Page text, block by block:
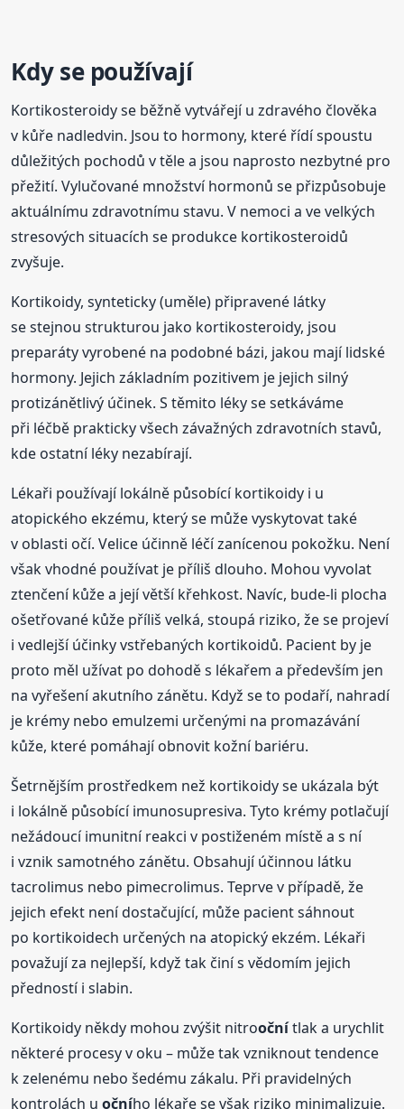
Kdy se používají
Kortikosteroidy se běžně vytvářejí u zdravého člověka
v kůře nadledvin. Jsou to hormony, které řídí spoustu
důležitých pochodů v těle a jsou naprosto nezbytné pro
přežití. Vylučované množství hormonů se přizpůsobuje
aktuálnímu zdravotnímu stavu. V nemoci a ve velkých
stresových situacích se produkce kortikosteroidů
zvyšuje.
Kortikoidy, synteticky (uměle) připravené látky
se stejnou strukturou jako kortikosteroidy, jsou
preparáty vyrobené na podobné bázi, jakou mají lidské
hormony. Jejich základním pozitivem je jejich silný
protizánětlivý účinek. S těmito léky se setkáváme
při léčbě prakticky všech závažných zdravotních stavů,
kde ostatní léky nezabírají.
Lékaři používají lokálně působící kortikoidy i u
atopického ekzému, který se může vyskytovat také
v oblasti očí. Velice účinně léčí zanícenou pokožku. Není
však vhodné používat je příliš dlouho. Mohou vyvolat
ztenčení kůže a její větší křehkost. Navíc, bude-li plocha
ošetřované kůže příliš velká, stoupá riziko, že se projeví
i vedlejší účinky vstřebaných kortikoidů. Pacient by je
proto měl užívat po dohodě s lékařem a především jen
na vyřešení akutního zánětu. Když se to podaří, nahradí
je krémy nebo emulzemi určenými na promazávání
kůže, které pomáhají obnovit kožní bariéru.
Šetrnějším prostředkem než kortikoidy se ukázala být
i lokálně působící imunosupresiva. Tyto krémy potlačují
nežádoucí imunitní reakci v postiženém místě a s ní
i vznik samotného zánětu. Obsahují účinnou látku
tacrolimus nebo pimecrolimus. Teprve v případě, že
jejich efekt není dostačující, může pacient sáhnout
po kortikoidech určených na atopický ekzém. Lékaři
považují za nejlepší, když tak činí s vědomím jejich
předností i slabin.
Kortikoidy někdy mohou zvýšit nitroočnítlak a urychlit
některé procesy v oku – může tak vzniknout tendence
k zelenému nebo šedému zákalu. Při pravidelných
kontrolách uočního lékaře se však riziko minimalizuje.